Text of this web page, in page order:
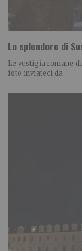
Lo splendore di
Le vestigia romane
foto inviateci da